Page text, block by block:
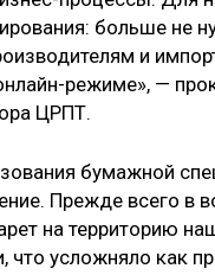
больше не
и
режиме», —
ЦРПТ.
бумажной
Прежде всего в
на территорию
усложняло как